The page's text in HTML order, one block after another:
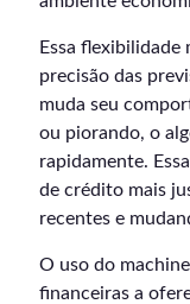
Essa
precisão das
muda seu
ou piorando, o
rapidamente.
de crédito mais
recentes e
O uso do
financeiras a